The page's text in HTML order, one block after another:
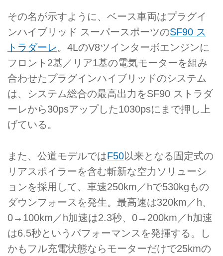
その名が示すように、ベース車両はプラグイ
ンハイブリッド スーパースポーツのSF90 ス
トラダーレ。4LのV8ツインターボエンジンに
フロント2基／リア1基の電気モーターを組み
合わせたプラグインハイブリッドのシステム
は、システム総合の最高出力をSF90 ストラダ
ーレから30psアップした1030psにまで押し上
げている。
また、公道モデルではF50以来となる固定式の
リアスポイラーを含む斬新な空力ソリューシ
ョンを採用して、車速250km／hで530kgもの
ダウンフォースを発生。最高速は320km／h、
0→100km／h加速は2.3秒、0→200km／h加速
は6.5秒というパフォーマンスを発揮する。し
かもフル充電状態ならモーターだけで25kmの